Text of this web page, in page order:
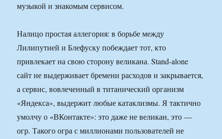
музыкой и знакомым сервисом.
Налицо простая аллегория: в борьбе между
Лилипутией и Блефуску побеждает тот, кто
привлекает на свою сторону великана. Stand-alone
сайт не выдерживает бремени расходов и закрывается,
а сервис, вовлеченный в титанический организм
«Яндекса», выдержит любые катаклизмы. Я тактично
умолчу о «ВКонтакте»: это даже не великан, это —
огр. Такого огра с миллионами пользователей не